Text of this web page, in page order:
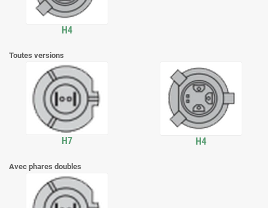
H4
Toutes versions
H7 H4
Avec phares doubles